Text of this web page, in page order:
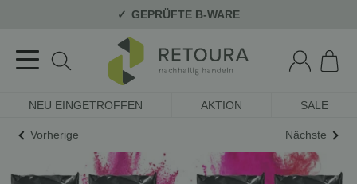
GEPRÜFTE B-WARE
NEU EINGETROFFEN AKTION SALE
Vorherige Nächste